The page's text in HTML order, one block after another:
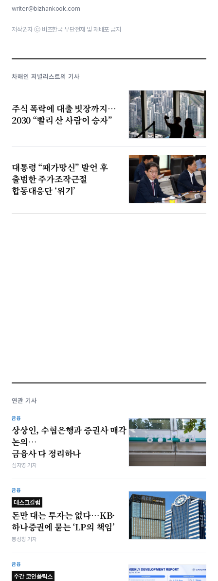
writer@bizhankook.com
저작권자 ⓒ 비즈한국 무단전재 및 재배포 금지
차해인 저널리스트의 기사
주식 폭락에 대출 빗장까지…
2030 “빨리 산 사람이 승자”
대통령 “패가망신” 발언 후
출범한 주가조작근절
합동대응단 ‘위기’
연관 기사
금융
상상인, 수협은행과 증권사 매각
논의…
금융사 다 정리하나
심지영 기자
금융
데스크칼럼
돈만 대는 투자는 없다…KB·
하나증권에 묻는 ‘LP의 책임’
봉성창 기자
금융
주간 코인플릭스